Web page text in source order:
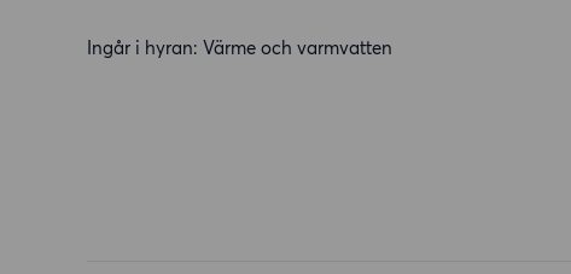
Ingår i hyran: Värme och varmvatten